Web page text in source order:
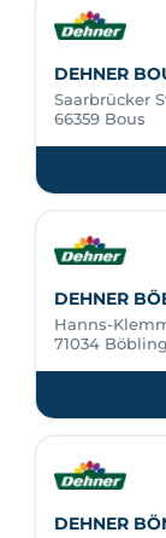
DEHNER
Saarbrücker
66359 Bous
DEHNER
Hanns-
71034
DEHNER